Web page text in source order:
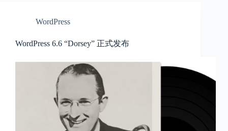
WordPress
WordPress 6.6 “Dorsey” 正式发布